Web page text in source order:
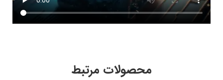
محصولات مرتبط